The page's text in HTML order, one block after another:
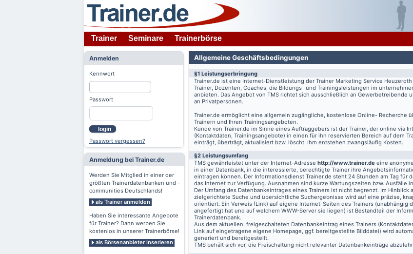
Trainer Seminare Trainerbörse
Anmelden
Kennwort
Passwort
login
Passwort vergessen?
Anmeldung bei Trainer.de
Werden Sie Mitglied in einer der
größten Trainerdatenbanken und -
communities Deutschlands!
als Trainer anmelden
Haben Sie interessante Angebote
für Trainer? Dann werben Sie
kostenlos in unserer Trainerbörse!
als Börsenanbieter inserieren
Allgemeine Geschäftsbedingungen
§1 Leistungserbringung
Trainer.de ist eine Internet-Dienstleistung der Trainer Marketing Service Heuzeroth
Trainer, Dozenten, Coaches, die Bildungs- und Trainingsleistungen im
anbieten. Das Angebot von TMS richtet sich ausschließlich an Gewerbetreibende
an Privatpersonen.
Trainer.de ermöglicht eine allgemein zugängliche, kostenlose Online- Recherche
Trainern und Ihren Trainingsangeboten.
Kunde von Trainer.de im Sinne eines Auftraggebers ist der Trainer, der online via
(Kontaktdaten, Trainingsangebote) in einen für ihn reservierten Bereich auf dem
einträgt, überträgt, aktualisiert bzw. löscht. Ihm entstehen zwangsläufig Kosten.
§2 Leistungsumfang
TMS gewährleistet unter der Internet-Adresse http://www.trainer.de eine
in einer Datenbank, in die interessierte, berechtigte Trainer ihre
eintragen können. Der Informationsdienst Trainer.de steht 24 Stunden am Tag für
das Internet zur Verfügung. Ausnahmen sind kurze Wartungszeiten bzw. Ausfälle
Der Umfang des Datenbankeintrages eines Trainers ist nicht begrenzt. Im Hinblick
zielgerichtete Suche und übersichtliche Suchergebnisse wird auf eine präzise,
orientiert. Ein Verweis (Link) auf eigene Internet-Seiten des Trainers (unabhängig
angefertigt hat und auf welchem WWW-Server sie liegen) ist Bestandteil der
Trainerdatenbank.
Aus dem aktuellen, freigeschalteten Datenbankeintrag eines Trainers
Link auf eingetragene eigene Homepage, ggf. bereitgestellte Bilddatei) wird
generiert und bereitgestellt.
TMS behält sich vor, die Freischaltung nicht relevanter Datenbankeinträge